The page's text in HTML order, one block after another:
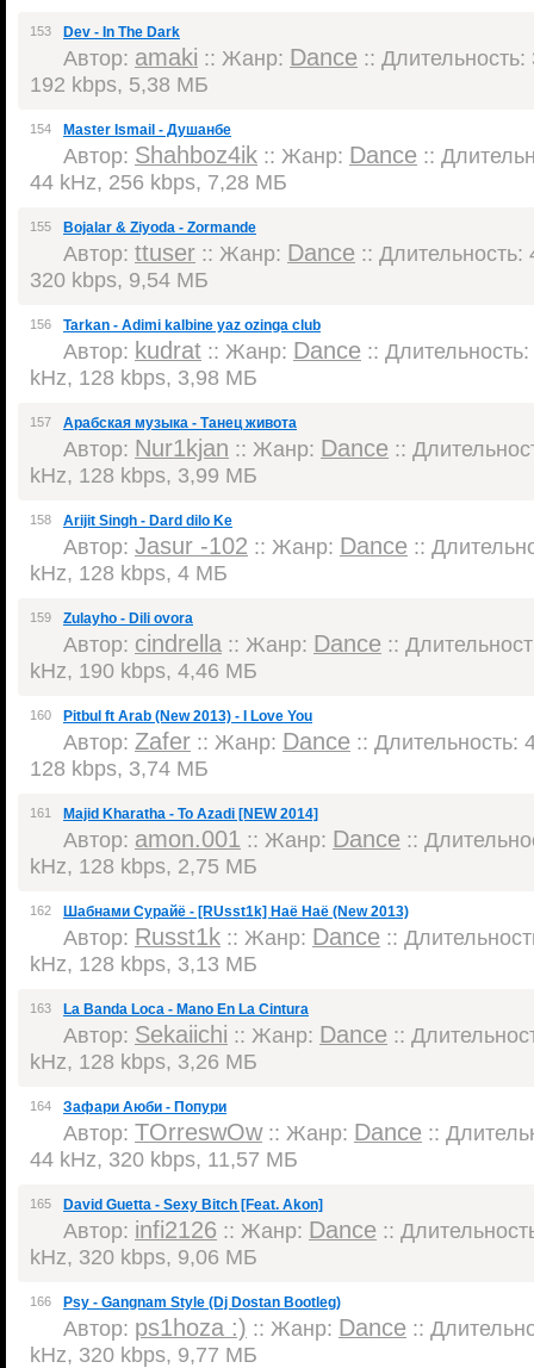
153 Dev - In The Dark
Автор: amaki :: Жанр: Dance ::
192 kbps, 5,38 МБ
154 Master Ismail - Душанбе
Автор: Shahboz4ik :: Жанр: Dance ::
44 kHz, 256 kbps, 7,28 МБ
155 Bojalar & Ziyoda - Zormande
Автор: ttuser :: Жанр: Dance :: Длительность:
320 kbps, 9,54 МБ
156 Tarkan - Adimi kalbine yaz ozinga club
Автор: kudrat :: Жанр: Dance ::
kHz, 128 kbps, 3,98 МБ
157 Арабская музыка - Танец живота
Автор: Nur1kjan :: Жанр: Dance ::
kHz, 128 kbps, 3,99 МБ
158 Arijit Singh - Dard dilo Ke
Автор: Jasur -102 :: Жанр: Dance ::
kHz, 128 kbps, 4 МБ
159 Zulayho - Dili ovora
Автор: cindrella :: Жанр: Dance ::
kHz, 190 kbps, 4,46 МБ
160 Pitbul ft Arab (New 2013) - I Love You
Автор: Zafer :: Жанр: Dance :: Длительность:
128 kbps, 3,74 МБ
161 Majid Kharatha - To Azadi [NEW 2014]
Автор: amon.001 :: Жанр: Dance ::
kHz, 128 kbps, 2,75 МБ
162 Шабнами Сурайё - [RUsst1k] Наё Наё (New 2013)
Автор: Russt1k :: Жанр: Dance ::
kHz, 128 kbps, 3,13 МБ
163 La Banda Loca - Mano En La Cintura
Автор: Sekaiichi :: Жанр: Dance ::
kHz, 128 kbps, 3,26 МБ
164 Зафари Аюби - Попури
Автор: TOrreswOw:: Жанр: Dance ::
44 kHz, 320 kbps, 11,57 МБ
165 David Guetta - Sexy Bitch [Feat. Akon]
Автор: infi2126 :: Жанр: Dance ::
kHz, 320 kbps, 9,06 МБ
166 Psy - Gangnam Style (Dj Dostan Bootleg)
Автор: ps1hoza :) :: Жанр: Dance ::
kHz, 320 kbps, 9,77 МБ